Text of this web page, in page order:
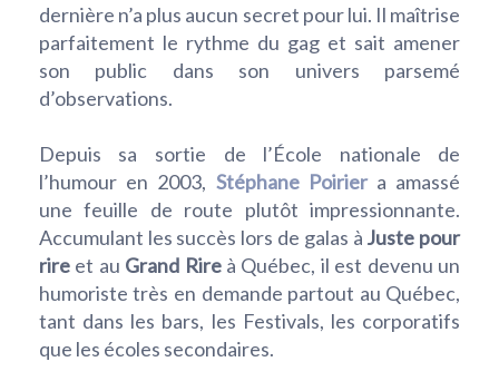
dernière n’a plus aucun secret pour lui. Il maîtrise
parfaitement le rythme du gag et sait amener
son public dans son univers parsemé
d’observations.
Depuis sa sortie de l’École nationale de
l’humour en 2003, Stéphane Poirier a amassé
une feuille de route plutôt impressionnante.
Accumulant les succès lors de galas à Juste pour
rireet au Grand Rireà Québec, il est devenu un
humoriste très en demande partout au Québec,
tant dans les bars, les Festivals, les corporatifs
que les écoles secondaires.